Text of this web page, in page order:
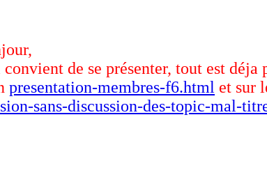
de se présenter, tout est déja
presentation-membres-f6.html et sur
sans-discussion-des-topic-mal-